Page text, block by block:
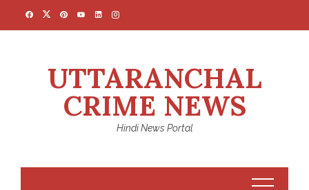
UTTARANCHAL
CRIME NEWS
Hindi News Portal